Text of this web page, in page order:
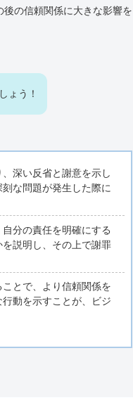
の信頼関係に大きな影響を
ょう！
深い反省と謝意を示し
な問題が発生した際に
分の責任を明確にする
説明し、その上で謝罪
とで、より信頼関係を
動を示すことが、ビジ